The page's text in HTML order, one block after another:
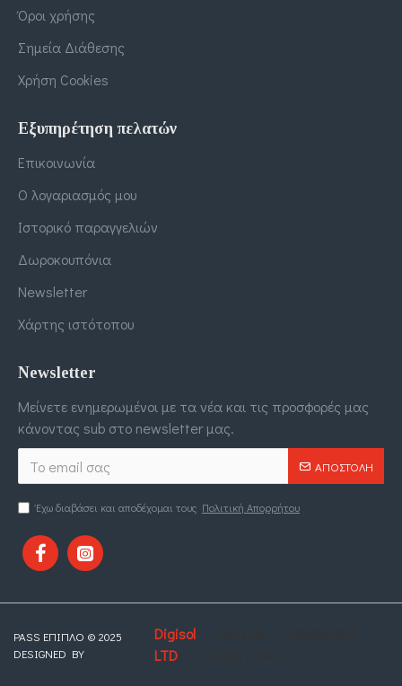
Όροι χρήσης
Σημεία Διάθεσης
Χρήση Cookies
Εξυπηρέτηση πελατών
Επικοινωνία
Ο λογαριασμός μου
Ιστορικό παραγγελιών
Δωροκουπόνια
Newsletter
Χάρτης ιστότοπου
Newsletter
Μείνετε ενημερωμένοι με τα νέα και τις προσφορές μας
κάνοντας sub στο newsletter μας.
ΑΠΟΣΤΟΛΉ
Έχω διαβάσει και αποδέχομαι τους Πολιτική Απορρήτου
PASS ΕΠΙΠΛΟ © 2025
DESIGNED BY
Digisol
LTD